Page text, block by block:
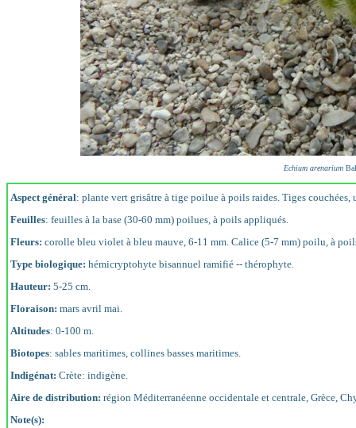
Echium arenarium
Aspect général: plante vert grisâtre à tige poilue à poils raides. Tiges couchées,
Feuilles: feuilles à la base (30-60 mm) poilues, à poils appliqués.
Fleurs: corolle bleu violet à bleu mauve, 6-11 mm. Calice (5-7 mm) poilu, à
Type biologique: hémicryptohyte bisannuel ramifié -- thérophyte.
Hauteur: 5-25 cm.
Floraison: mars avril mai.
Altitudes: 0-100 m.
Biotopes: sables maritimes, collines basses maritimes.
Indigénat: Crète: indigène.
Aire de distribution: région Méditerranéenne occidentale et centrale, Grèce,
Note(s):